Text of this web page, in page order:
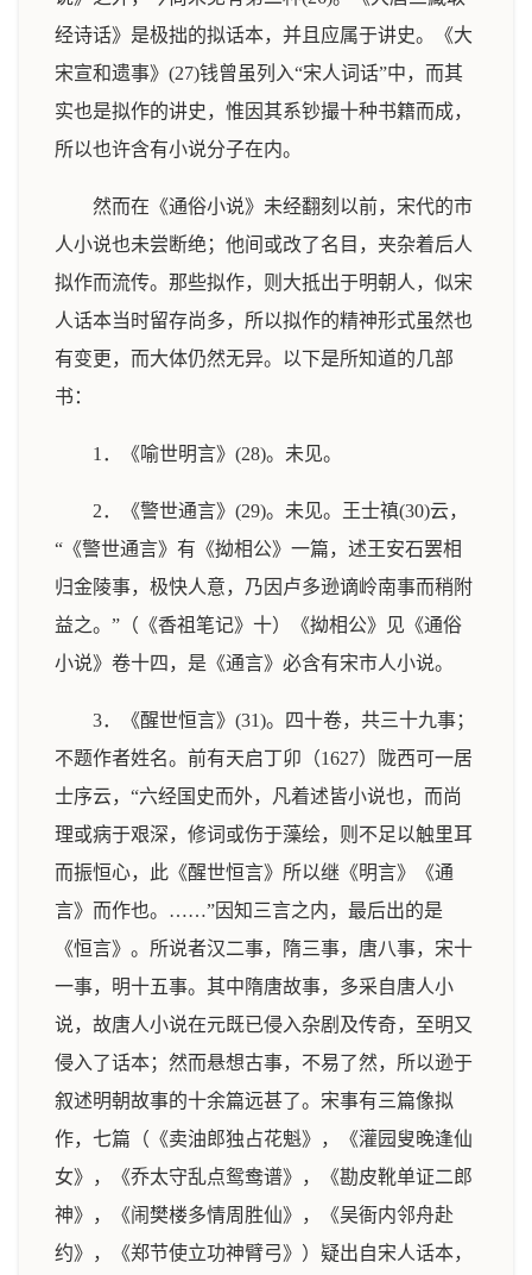
经诗话》是极拙的拟话本，并且应属于讲史。《大
宋宣和遗事》(27)钱曾虽列入“宋人词话”中，而其
实也是拟作的讲史，惟因其系钞撮十种书籍而成，
所以也许含有小说分子在内。
然而在《通俗小说》未经翻刻以前，宋代的市
人小说也未尝断绝；他间或改了名目，夹杂着后人
拟作而流传。那些拟作，则大抵出于明朝人，似宋
人话本当时留存尚多，所以拟作的精神形式虽然也
有变更，而大体仍然无异。以下是所知道的几部
书：
1．《喻世明言》(28)。未见。
2．《警世通言》(29)。未见。王士禛(30)云，
“《警世通言》有《拗相公》一篇，述王安石罢相
归金陵事，极快人意，乃因卢多逊谪岭南事而稍附
益之。”（《香祖笔记》十）《拗相公》见《通俗
小说》卷十四，是《通言》必含有宋市人小说。
3．《醒世恒言》(31)。四十卷，共三十九事；
不题作者姓名。前有天启丁卯（1627）陇西可一居
士序云，“六经国史而外，凡着述皆小说也，而尚
理或病于艰深，修词或伤于藻绘，则不足以触里耳
而振恒心，此《醒世恒言》所以继《明言》《通
言》而作也。……”因知三言之内，最后出的是
《恒言》。所说者汉二事，隋三事，唐八事，宋十
一事，明十五事。其中隋唐故事，多采自唐人小
说，故唐人小说在元既已侵入杂剧及传奇，至明又
侵入了话本；然而悬想古事，不易了然，所以逊于
叙述明朝故事的十余篇远甚了。宋事有三篇像拟
作，七篇（《卖油郎独占花魁》，《灌园叟晚逢仙
女》，《乔太守乱点鸳鸯谱》，《勘皮靴单证二郎
神》，《闹樊楼多情周胜仙》，《吴衙内邻舟赴
约》，《郑节使立功神臂弓》）疑出自宋人话本，